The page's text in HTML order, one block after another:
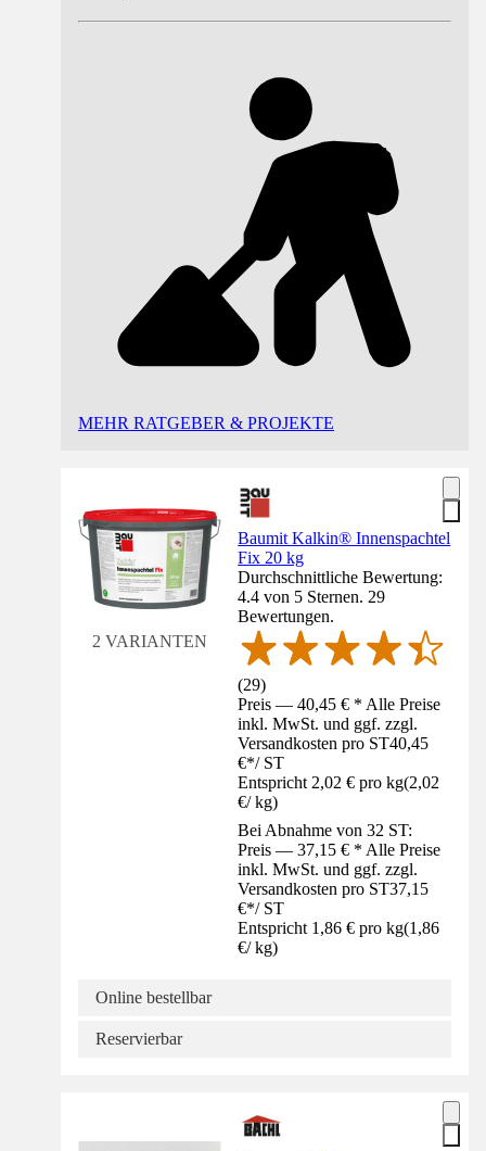
MEHR RATGEBER & PROJEKTE
2 VARIANTEN
Baumit Kalkin® Innenspachtel
Fix 20 kg
Durchschnittliche Bewertung:
4.4 von 5 Sternen. 29
Bewertungen.
(29)
Preis — 40,45 € * Alle Preise
inkl. MwSt. und ggf. zzgl.
Versandkosten pro ST40,45
€*/ ST
Entspricht 2,02 € pro kg(2,02
€/ kg)
Bei Abnahme von 32 ST:
Preis — 37,15 € * Alle Preise
inkl. MwSt. und ggf. zzgl.
Versandkosten pro ST37,15
€*/ ST
Entspricht 1,86 € pro kg(1,86
€/ kg)
Online bestellbar
Reservierbar